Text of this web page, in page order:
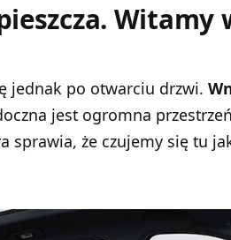
Witamy
jednak po otwarciu drzwi.
jest ogromna
sprawia, że czujemy się tu